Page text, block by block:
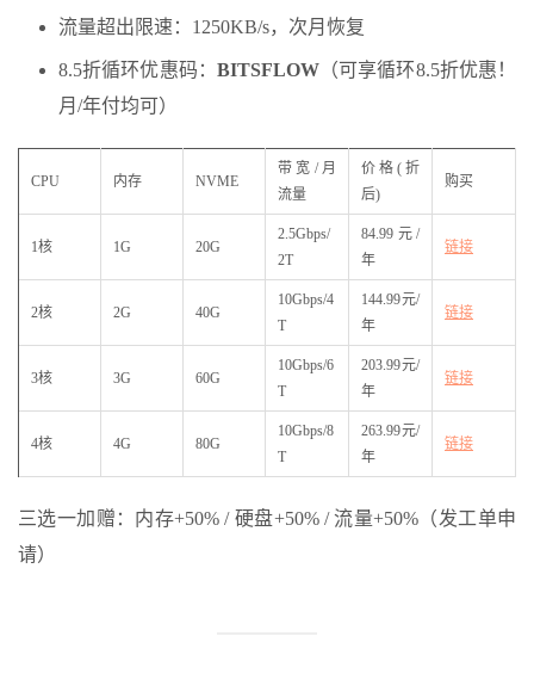
流量超出限速：1250KB/s，次月恢复
8.5折循环优惠码： BITSFLOW（可享循环8.5折优惠！
月/年付均可）
CPU 内存 NVME
带宽/月
流量
价格(折
后)
购买
1核 1G 20G
2.5Gbps/
2T
84.99元/
年
链接
2核 2G 40G
10Gbps/4
T
144.99元/
年
链接
3核 3G 60G
10Gbps/6
T
203.99元/
年
链接
4核 4G 80G
10Gbps/8
T
263.99元/
年
链接
三选一加赠：内存+50% / 硬盘+50% / 流量+50%（发工单申
请）